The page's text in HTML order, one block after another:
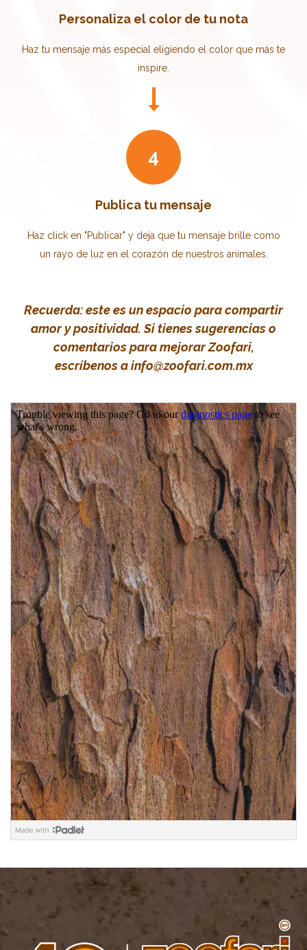
Personaliza el color de tu nota
Haz tu mensaje más especial eligiendo el color que más te
inspire.
4
Publica tu mensaje
Haz click en "Publicar" y deja que tu mensaje brille como
un rayo de luz en el corazón de nuestros animales.
Recuerda: este es un espacio para compartir
amor y positividad. Si tienes sugerencias o
comentarios para mejorar Zoofari,
escríbenos ainfo@zoofari.com.mx